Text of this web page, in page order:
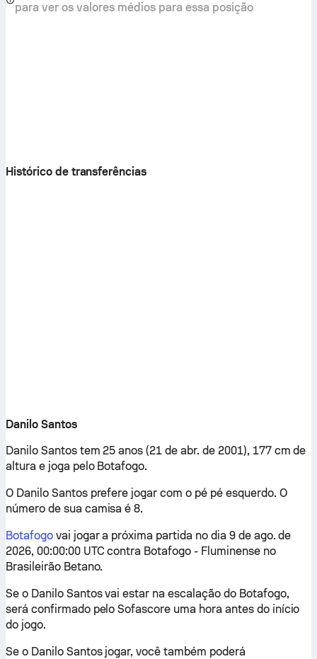
para ver os valores médios para essa posição
Histórico de transferências
Danilo Santos
Danilo Santos tem 25 anos (21 de abr. de 2001), 177 cm de
altura e joga pelo Botafogo.
O Danilo Santos prefere jogar com o pé pé esquerdo. O
número de sua camisa é 8.
Botafogovai jogar a próxima partida no dia 9 de ago. de
2026, 00:00:00 UTC contra Botafogo - Fluminense no
Brasileirão Betano.
Se o Danilo Santos vai estar na escalação do Botafogo,
será confirmado pelo Sofascore uma hora antes do início
do jogo.
Se o Danilo Santos jogar, você também poderá